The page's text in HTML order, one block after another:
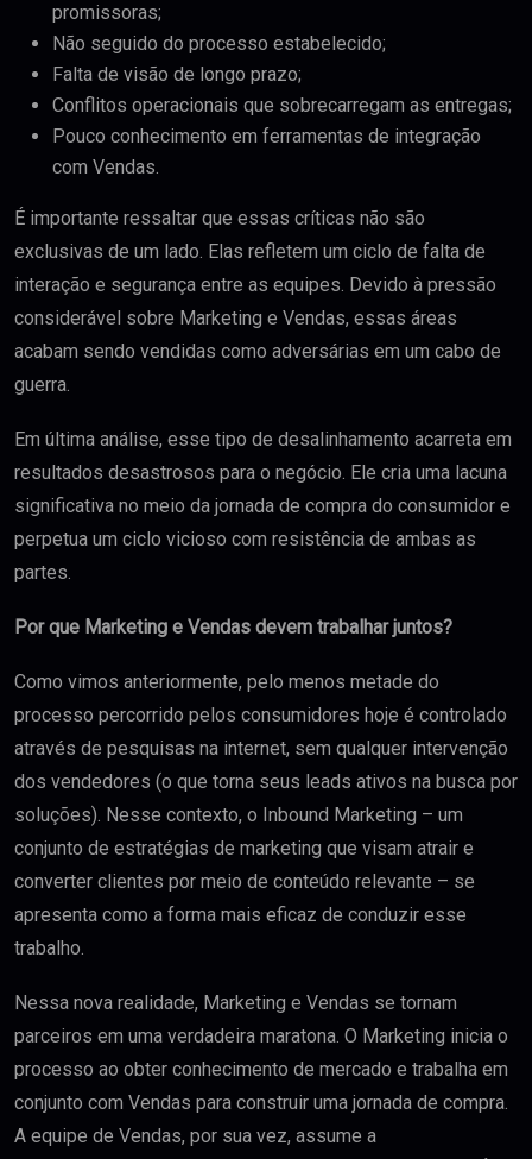
promissoras;
Não seguido do processo estabelecido;
Falta de visão de longo prazo;
Conflitos operacionais que sobrecarregam as entregas;
Pouco conhecimento em ferramentas de integração
com Vendas.
É importante ressaltar que essas críticas não são
exclusivas de um lado. Elas refletem um ciclo de falta de
interação e segurança entre as equipes. Devido à pressão
considerável sobre Marketing e Vendas, essas áreas
acabam sendo vendidas como adversárias em um cabo de
guerra.
Em última análise, esse tipo de desalinhamento acarreta em
resultados desastrosos para o negócio. Ele cria uma lacuna
significativa no meio da jornada de compra do consumidor e
perpetua um ciclo vicioso com resistência de ambas as
partes.
Por que Marketing e Vendas devem trabalhar juntos?
Como vimos anteriormente, pelo menos metade do
processo percorrido pelos consumidores hoje é controlado
através de pesquisas na internet, sem qualquer intervenção
dos vendedores (o que torna seus leads ativos na busca por
soluções). Nesse contexto, o Inbound Marketing – um
conjunto de estratégias de marketing que visam atrair e
converter clientes por meio de conteúdo relevante – se
apresenta como a forma mais eficaz de conduzir esse
trabalho.
Nessa nova realidade, Marketing e Vendas se tornam
parceiros em uma verdadeira maratona. O Marketing inicia o
processo ao obter conhecimento de mercado e trabalha em
conjunto com Vendas para construir uma jornada de compra.
A equipe de Vendas, por sua vez, assume a